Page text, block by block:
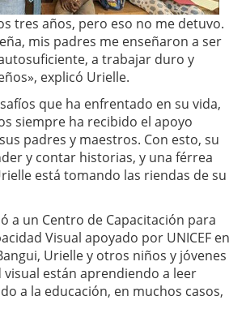
tres años, pero eso no me detuvo.
mis padres me enseñaron a ser
a trabajar duro y
explicó Urielle.
que ha enfrentado en su vida,
siempre ha recibido el apoyo
padres y maestros. Con esto, su
y contar historias, y una férrea
está tomando las riendas de su
a un Centro de Capacitación para
Visual apoyado por UNICEF en
Urielle y otros niños y jóvenes
visual están aprendiendo a leer
a la educación, en muchos casos,